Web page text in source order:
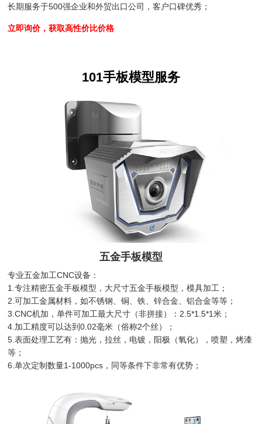
长期服务于500强企业和外贸出口公司，客户口碑优秀；
立即询价，获取高性价比价格
101手板模型服务
五金手板模型
专业五金加工CNC设备：
1.专注精密五金手板模型，大尺寸五金手板模型，模具加工；
2.可加工金属材料，如不锈钢、铜、铁、锌合金、铝合金等等；
3.CNC机加，单件可加工最大尺寸（非拼接）：2.5*1.5*1米；
4.加工精度可以达到0.02毫米（俗称2个丝）；
5.表面处理工艺有：抛光，拉丝，电镀，阳极（氧化），喷塑，烤漆
等；
6.单次定制数量1-1000pcs，同等条件下非常有优势；